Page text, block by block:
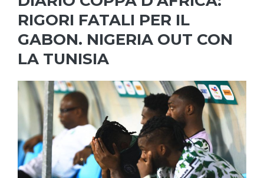
RIGORI FATALI PER IL
GABON. NIGERIA OUT CON
LA TUNISIA